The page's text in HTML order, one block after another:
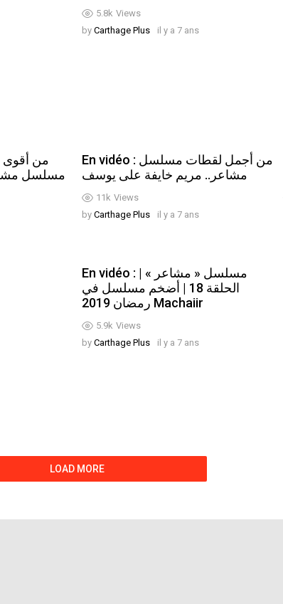
5.8k Views
by Carthage Plus il y a 7 ans
مسلسل
11k Views
En vidéo : من أجمل لقطات مسلسل
مشاعر.. مريم خايفة على يوسف
by Carthage Plus il y a 7 ans
5.9k Views
En vidéo : مسلسل « مشاعر » |
الحلقة 18 | أضخم مسلسل في
رمضان 2019 Machaiir
by Carthage Plus il y a 7 ans
LOAD MORE